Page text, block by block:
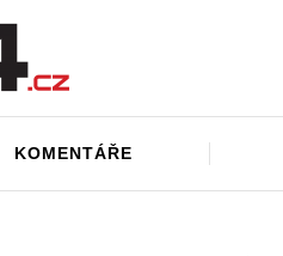
KOMENTÁŘE